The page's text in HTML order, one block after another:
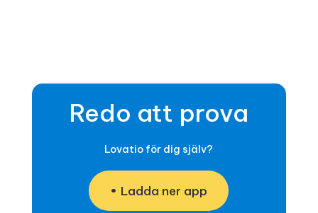
Redo att prova
Lovatio för dig själv?
Ladda ner app